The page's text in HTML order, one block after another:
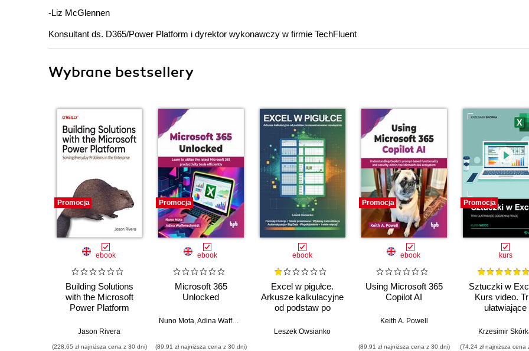
-Liz McGlennen
Konsultant ds. D365/Power Platform i dyrektor wykonawczy w firmie TechFluent
Wybrane bestsellery
Promocja
ebook
Building Solutions
with the Microsoft
Power Platform
Jason Rivera
(228,65 zł najniższa cena z 30 dni)
Promocja
ebook
Microsoft 365
Unlocked
Nuno Mota,Adina Waffenschmidt
(89,91 zł najniższa cena z 30 dni)
ebook
Excel w pigułce.
Arkusze kalkulacyjne
od podstaw po
rozwiązania
Leszek Owsianko
Promocja
ebook
Using Microsoft 365
Copilot AI
Keith A. Powell
(89,91 zł najniższa cena z 30 dni)
Promocja
kurs
Sztuczki w
Kurs video.
ułatwiające
Krzesimir
(74,24 zł najniższa cena